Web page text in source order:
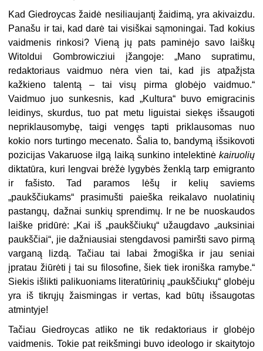
Kad Giedroycas žaidė nesiliaujantį žaidimą, yra akivaizdu.
Panašu ir tai, kad darė tai visiškai sąmoningai. Tad kokius
vaidmenis rinkosi? Vieną jų pats paminėjo savo laiškų
Witoldui Gombrowicziui įžangoje: „Mano supratimu,
redaktoriaus vaidmuo nėra vien tai, kad jis atpažįsta
kažkieno talentą – tai visų pirma globėjo vaidmuo.“
Vaidmuo juo sunkesnis, kad „Kultura“ buvo emigracinis
leidinys, skurdus, tuo pat metu liguistai siekęs išsaugoti
nepriklausomybę, taigi vengęs tapti priklausomas nuo
kokio nors turtingo mecenato. Šalia to, bandymą išsikovoti
pozicijas Vakaruose ilgą laiką sunkino intelektinė kairuolių
diktatūra, kuri lengvai brėžė lygybės ženklą tarp emigranto
ir fašisto. Tad paramos lėšų ir kelių saviems
„paukščiukams“ prasimušti paieška reikalavo nuolatinių
pastangų, dažnai sunkių sprendimų. Ir ne be nuoskaudos
laiške pridūrė: „Kai iš „paukščiukų“ užaugdavo „auksiniai
paukščiai“, jie dažniausiai stengdavosi pamiršti savo pirmą
varganą lizdą. Tačiau tai labai žmogiška ir jau seniai
įpratau žiūrėti į tai su filosofine, šiek tiek ironiška ramybe.“
Siekis išlikti palikuoniams literatūrinių „paukščiukų“ globėju
yra iš tikrųjų žaismingas ir vertas, kad būtų išsaugotas
atmintyje!
Tačiau Giedroycas atliko ne tik redaktoriaus ir globėjo
vaidmenis. Tokie pat reikšmingi buvo ideologo ir skaitytojo